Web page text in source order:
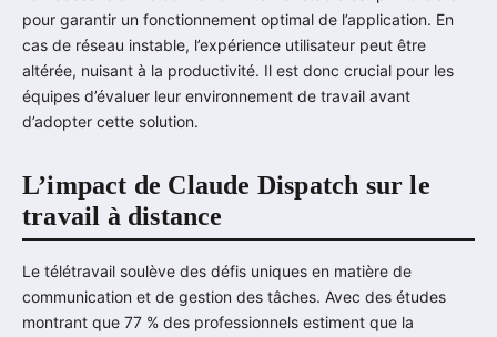
pour garantir un fonctionnement optimal de l’application. En
cas de réseau instable, l’expérience utilisateur peut être
altérée, nuisant à la productivité. Il est donc crucial pour les
équipes d’évaluer leur environnement de travail avant
d’adopter cette solution.
L’impact de Claude Dispatch sur le
travail à distance
Le télétravail soulève des défis uniques en matière de
communication et de gestion des tâches. Avec des études
montrant que 77 % des professionnels estiment que la